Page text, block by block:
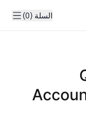
السلة (0)